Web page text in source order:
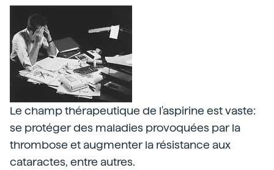
Le champ thérapeutique de l'aspirine est vaste:
se protéger des maladies provoquées par la
thrombose et augmenter la résistance aux
cataractes, entre autres.